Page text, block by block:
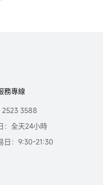
務專線
2523 3588
：全天24小時
日：9:30-21:30